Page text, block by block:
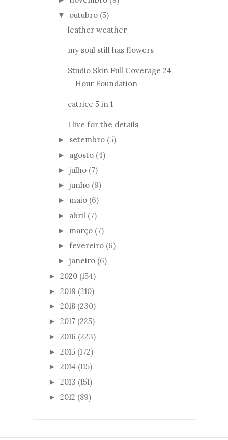
▼ outubro (5)
leather weather
my soul still has flowers
Studio Skin Full Coverage 24
Hour Foundation
catrice 5 in 1
I live for the details
► setembro (5)
► agosto (4)
► julho (7)
► junho (9)
► maio (6)
► abril (7)
► março (7)
► fevereiro (6)
► janeiro (6)
► 2020 (154)
► 2019 (210)
► 2018 (230)
► 2017 (225)
► 2016 (223)
► 2015 (172)
► 2014 (115)
► 2013 (151)
► 2012 (89)